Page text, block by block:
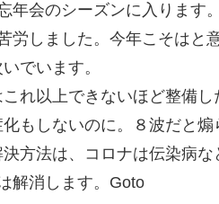
会のシーズンに入ります。
しました。今年こそはと
でいます。
れ以上できないほど整備し
もしないのに。８波だと煽
方法は、コロナは伝染病な
解消します。Goto